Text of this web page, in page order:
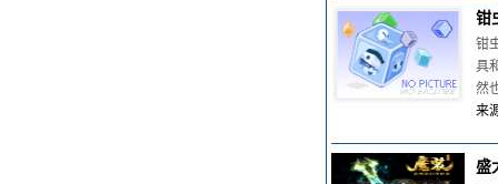
钳
钳
具
然
来
盛